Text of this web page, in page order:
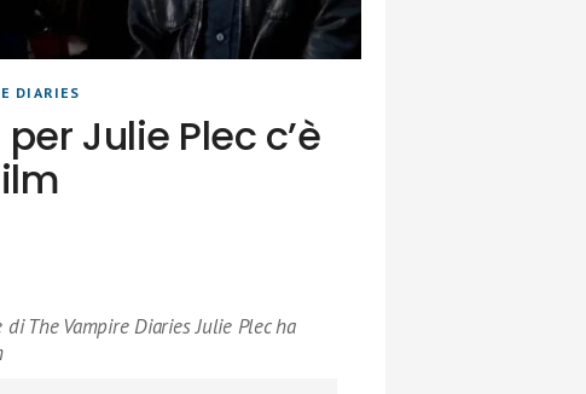
DIARIES
Julie Plec c’è
The Vampire Diaries Julie Plec ha